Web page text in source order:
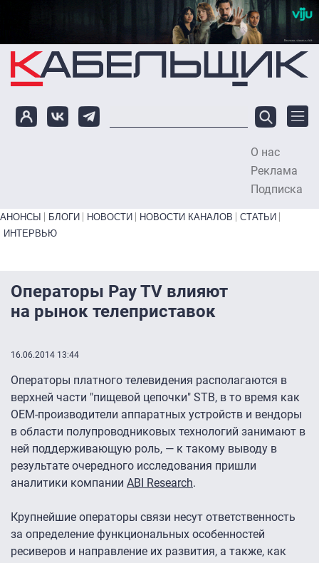
Перейти к основному содержанию
О нас
Реклама
Подписка
Primary links bottom
АНОНСЫ БЛОГИ НОВОСТИ НОВОСТИ КАНАЛОВ
СТАТЬИ
ИНТЕРВЬЮ
Операторы Pay TV влияют
на рынок телеприставок
16.06.2014 13:44
Операторы платного телевидения располагаются в
верхней части "пищевой цепочки" STB, в то время как
OEM-производители аппаратных устройств и вендоры
в области полупроводниковых технологий занимают в
ней поддерживающую роль, — к такому выводу в
результате очередного исследования пришли
аналитики компании ABI Research.
Крупнейшие операторы связи несут ответственность
за определение функциональных особенностей
ресиверов и направление их развития, а также, как